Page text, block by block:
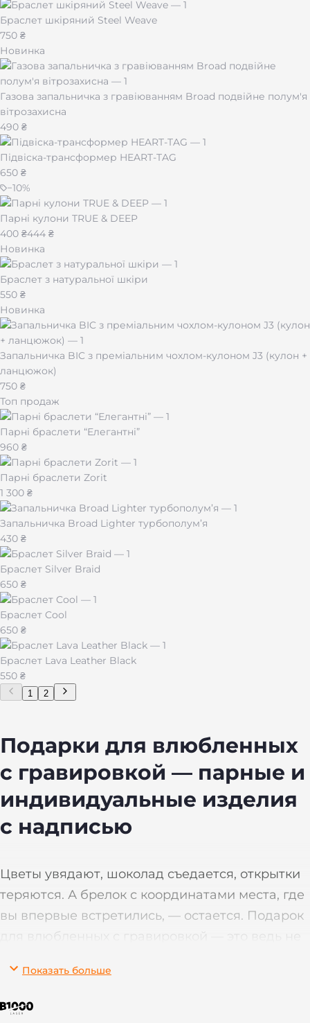
Браслет шкіряний Steel Weave
750 ₴
Новинка
Газова запальничка з гравіюванням Broad подвійне полум'я
вітрозахисна
490 ₴
Підвіска-трансформер HEART-TAG
650 ₴
−10%
Парні кулони TRUE & DEEP
400 ₴444 ₴
Новинка
Браслет з натуральної шкіри
550 ₴
Новинка
Запальничка BIC з преміальним чохлом-кулоном J3 (кулон +
ланцюжок)
750 ₴
Топ продаж
Парні браслети “Елегантні”
960 ₴
Парні браслети Zorit
1 300 ₴
Запальничка Broad Lighter турбополум’я
430 ₴
Браслет Silver Braid
650 ₴
Браслет Cool
650 ₴
Браслет Lava Leather Black
550 ₴
1 2
Подарки для влюбленных
с гравировкой — парные и
индивидуальные изделия
с надписью
Цветы увядают, шоколад съедается, открытки
теряются. А брелок с координатами места, где
вы впервые встретились, — остается. Подарок
для влюбленных с гравировкой — это ведь не
особое место или слова, которые навсегда
останутся в металле.
Показать больше